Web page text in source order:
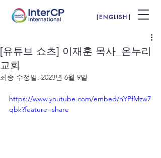
|ENGLISH|
[유튜브 쇼츠] 이재훈 목사_온누리
교회
최종 수정일: 2023년 6월 9일
https://www.youtube.com/embed/nYPfMzw7
qbk?feature=share